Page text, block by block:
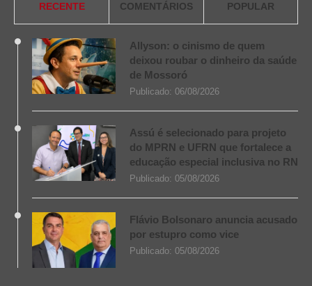
RECENTE COMENTÁRIOS POPULAR
Allyson: o cinismo de quem
deixou roubar o dinheiro da saúde
de Mossoró
Publicado: 06/08/2026
Assú é selecionado para projeto
do MPRN e UFRN que fortalece a
educação especial inclusiva no RN
Publicado: 05/08/2026
Flávio Bolsonaro anuncia acusado
por estupro como vice
Publicado: 05/08/2026